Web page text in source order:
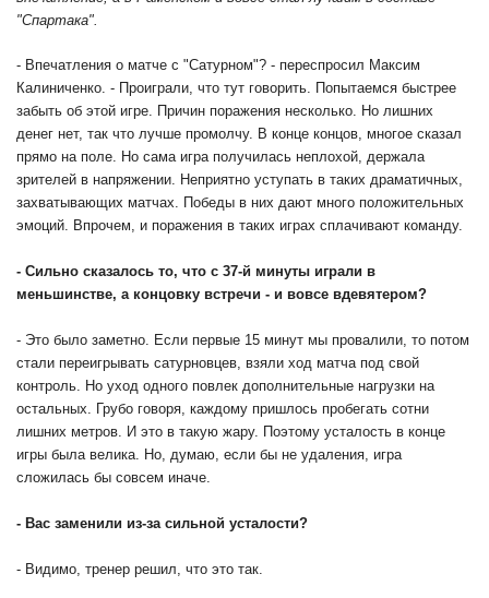
"Спартака".
- Впечатления о матче с "Сатурном"? - переспросил Максим
Калиниченко. - Проиграли, что тут говорить. Попытаемся быстрее
забыть об этой игре. Причин поражения несколько. Но лишних
денег нет, так что лучше промолчу. В конце концов, многое сказал
прямо на поле. Но сама игра получилась неплохой, держала
зрителей в напряжении. Неприятно уступать в таких драматичных,
захватывающих матчах. Победы в них дают много положительных
эмоций. Впрочем, и поражения в таких играх сплачивают команду.
- Сильно сказалось то, что с 37-й минуты играли в
меньшинстве, а концовку встречи - и вовсе вдевятером?
- Это было заметно. Если первые 15 минут мы провалили, то потом
стали переигрывать сатурновцев, взяли ход матча под свой
контроль. Но уход одного повлек дополнительные нагрузки на
остальных. Грубо говоря, каждому пришлось пробегать сотни
лишних метров. И это в такую жару. Поэтому усталость в конце
игры была велика. Но, думаю, если бы не удаления, игра
сложилась бы совсем иначе.
- Вас заменили из-за сильной усталости?
- Видимо, тренер решил, что это так.